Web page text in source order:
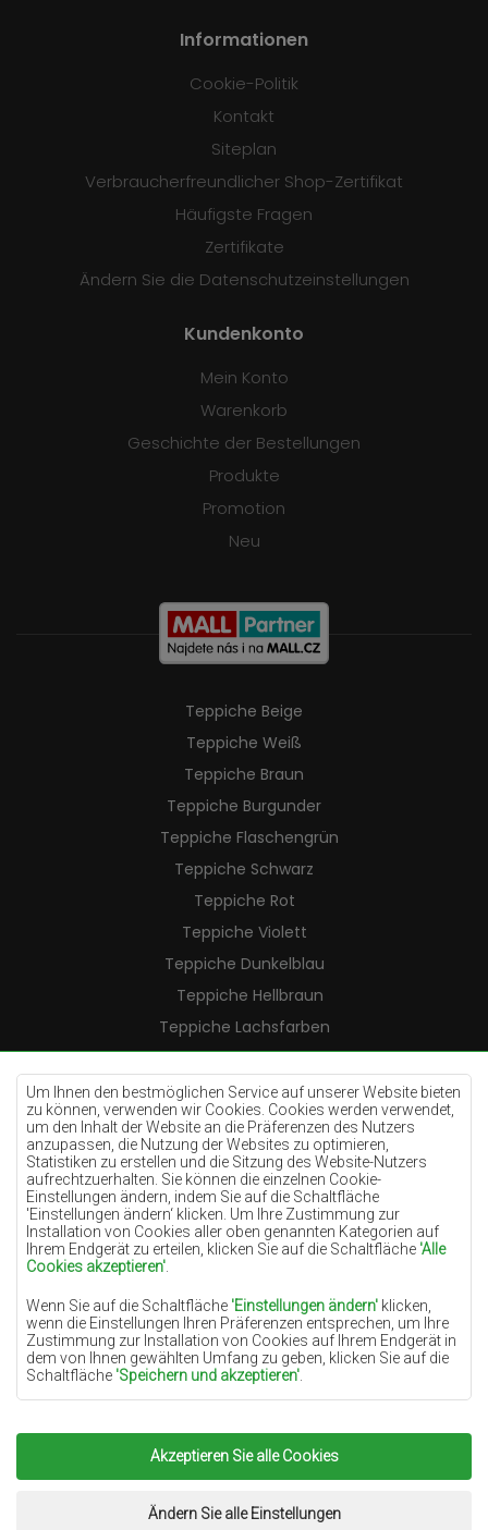
Um Ihnen den bestmöglichen Service auf unserer Website bieten
zu können, verwenden wir Cookies. Cookies werden verwendet,
um den Inhalt der Website an die Präferenzen des Nutzers
anzupassen, die Nutzung der Websites zu optimieren,
Statistiken zu erstellen und die Sitzung des Website-Nutzers
aufrechtzuerhalten. Sie können die einzelnen Cookie-
Einstellungen ändern, indem Sie auf die Schaltfläche
'Einstellungen ändern‘ klicken. Um Ihre Zustimmung zur
Installation von Cookies aller oben genannten Kategorien auf
Ihrem Endgerät zu erteilen, klicken Sie auf die Schaltfläche 'Alle
Cookies akzeptieren'
Wenn Sie auf die Schaltfläche 'Einstellungen ändern' klicken,
wenn die Einstellungen Ihren Präferenzen entsprechen, um Ihre
Zustimmung zur Installation von Cookies auf Ihrem Endgerät in
dem von Ihnen gewählten Umfang zu geben, klicken Sie auf die
Schaltfläche 'Speichern und akzeptieren'
Grundlage für die Verarbeitung das berechtigte Interesse des
Datenverwalters (TEPPICHECHEMEX) oder Dritter in Form der
Bereitstellung qualitativ hochwertiger Dienste auf unserer
Website und der Marketingaktivitäten des Datenverwalters und
seiner vertrauenswürdigen Partner.
Akzeptieren Sie alle Cookies
Ändern Sie alle Einstellungen
Informationen
Cookie-Politik
Kontakt
Siteplan
Verbraucherfreundlicher Shop-Zertifikat
Häufigste Fragen
Zertifikate
Ändern Sie die Datenschutzeinstellungen
Kundenkonto
Mein Konto
Warenkorb
Geschichte der Bestellungen
Produkte
Promotion
Neu
Teppiche Beige
Teppiche Weiß
Teppiche Braun
Teppiche Burgunder
Teppiche Flaschengrün
Teppiche Schwarz
Teppiche Rot
Teppiche Violett
Teppiche Dunkelblau
Teppiche Hellbraun
Teppiche Lachsfarben
Teppiche Cremefarben
Teppiche Lilac
Teppiche Gelb
Teppiche Pfefferminz
Teppiche Blau
Teppiche Orange
Teppiche Rosa
Teppiche Terrakotte
Teppiche Grün
Teppiche Golden
Copyright 2022Teppiche Chemex.Alle Rechte
Umsetzung:www.dimax.pl